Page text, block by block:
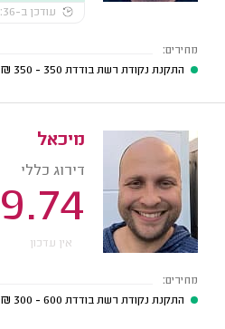
עודכן ב-08:36
מחירים:
התקנת נקודת רשת בודדת 350 - 350
₪
מיכאל
דירוג כללי
9.74
אין עדכון
מחירים:
התקנת נקודת רשת בודדת 600 - 300
₪